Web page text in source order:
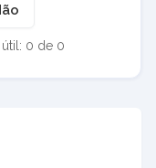
0 de 0